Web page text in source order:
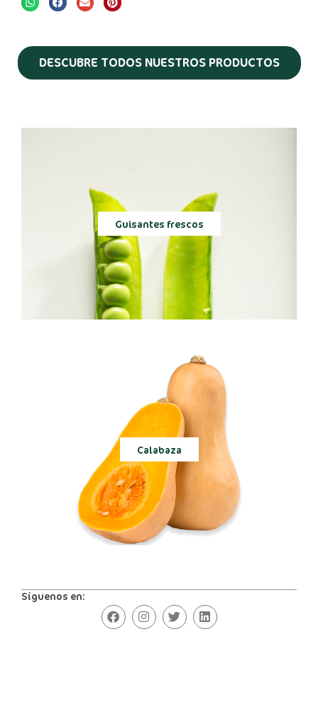
DESCUBRE TODOS NUESTROS PRODUCTOS
Guisantes frescos
Calabaza
Síguenos en: